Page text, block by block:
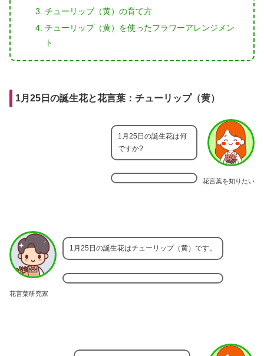
チューリップ（黄）の育て方
チューリップ（黄）を使ったフラワーアレンジメン
ト
1月25日の誕生花と花言葉：チューリップ（黄）
花言葉を知りたい
1月25日の誕生花は何
ですか?
花言葉研究家
1月25日の誕生花はチューリップ（黄）です。